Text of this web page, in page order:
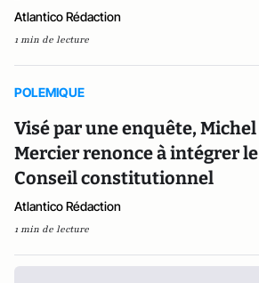
Atlantico Rédaction
1 min de lecture
POLEMIQUE
Visé par une enquête, Michel
Mercier renonce à intégrer le
Conseil constitutionnel
Atlantico Rédaction
1 min de lecture